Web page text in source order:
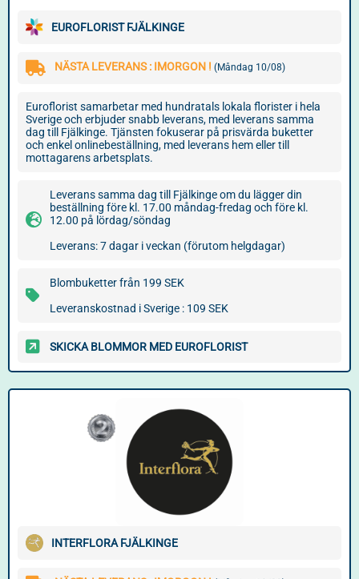
EUROFLORIST FJÄLKINGE
NÄSTA LEVERANS : IMORGON ! (Måndag 10/08)
Euroflorist samarbetar med hundratals lokala florister i hela
Sverige och erbjuder snabb leverans, med leverans samma
dag till Fjälkinge. Tjänsten fokuserar på prisvärda buketter
och enkel onlinebeställning, med leverans hem eller till
mottagarens arbetsplats.
Leverans samma dag till Fjälkinge om du lägger din
beställning före kl. 17.00 måndag-fredag och före kl.
12.00 på lördag/söndag
Leverans: 7 dagar i veckan (förutom helgdagar)
Blombuketter från 199 SEK
Leveranskostnad i Sverige : 109 SEK
SKICKA BLOMMOR MED EUROFLORIST
INTERFLORA FJÄLKINGE